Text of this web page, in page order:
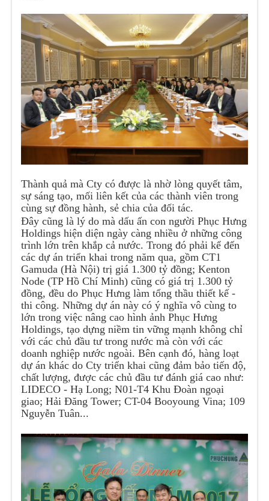
Thành quả mà Cty có được là nhờ lòng quyết tâm,
sự sáng tạo, mối liên kết của các thành viên trong
cùng sự đồng hành, sẻ chia của đối tác.
Đây cũng là lý do mà dấu ấn con người Phục Hưng
Holdings hiện diện ngày càng nhiều ở những công
trình lớn trên khắp cả nước. Trong đó phải kể đến
các dự án triển khai trong năm qua, gồm CT1
Gamuda (Hà Nội) trị giá 1.300 tỷ đồng; Kenton
Node (TP Hồ Chí Minh) cũng có giá trị 1.300 tỷ
đồng, đều do Phục Hưng làm tổng thầu thiết kế -
thi công. Những dự án này có ý nghĩa vô cùng to
lớn trong việc nâng cao hình ảnh Phục Hưng
Holdings, tạo dựng niềm tin vững mạnh không chỉ
với các chủ đầu tư trong nước mà còn với các
doanh nghiệp nước ngoài. Bên cạnh đó, hàng loạt
dự án khác do Cty triển khai cũng đảm bảo tiến độ,
chất lượng, được các chủ đầu tư đánh giá cao như:
LIDECO - Hạ Long; N01-T4 Khu Đoàn ngoại
giao; Hải Đăng Tower; CT-04 Booyoung Vina; 109
Nguyễn Tuân...